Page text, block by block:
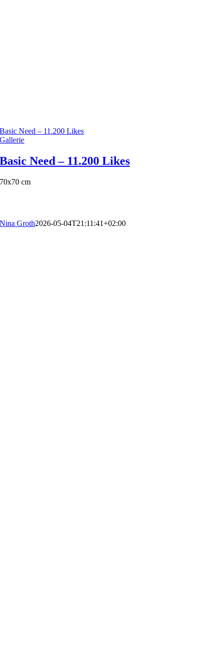
Basic Need – 11.200 Likes
Gallerie
Basic Need – 11.200 Likes
70x70 cm
Nina Groth2026-05-04T21:11:41+02:00